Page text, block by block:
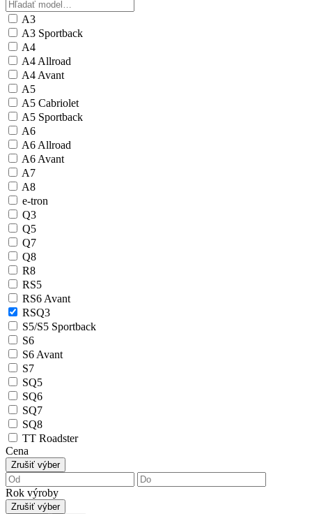
A3
A3 Sportback
A4
A4 Allroad
A4 Avant
A5
A5 Cabriolet
A5 Sportback
A6
A6 Allroad
A6 Avant
A7
A8
e-tron
Q3
Q5
Q7
Q8
R8
RS5
RS6 Avant
RSQ3
S5/S5 Sportback
S6
S6 Avant
S7
SQ5
SQ6
SQ7
SQ8
TT Roadster
Cena
Zrušiť výber
Rok výroby
Zrušiť výber